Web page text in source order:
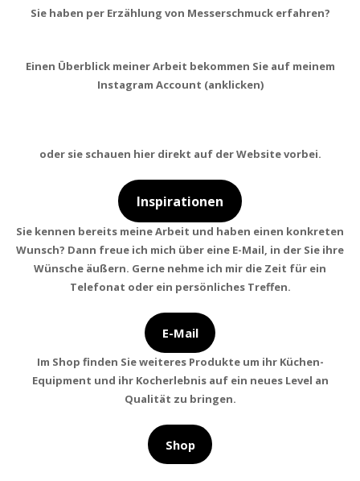
Sie haben per Erzählung von Messerschmuck erfahren?
Einen Überblick meiner Arbeit bekommen Sie auf meinem
Instagram Account (anklicken)
oder sie schauen hier direkt auf der Website vorbei.
Inspirationen
Sie kennen bereits meine Arbeit und haben einen konkreten
Wunsch? Dann freue ich mich über eine E-Mail, in der Sie ihre
Wünsche äußern. Gerne nehme ich mir die Zeit für ein
Telefonat oder ein persönliches Treffen.
E-Mail
Im Shop finden Sie weiteres Produkte um ihr Küchen-
Equipment und ihr Kocherlebnis auf ein neues Level an
Qualität zu bringen.
Shop